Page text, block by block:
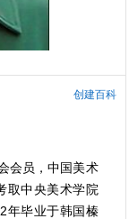
创建百科
会员，中国美术
取中央美术学院
年毕业于韩国榛